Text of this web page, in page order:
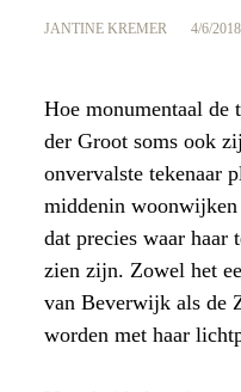
JANTINE KREMER 4/6/2018
Hoe monumentaal de
der Groot soms ook
onvervalste tekenaar
middenin
dat precies waar haar
zien zijn. Zowel het
van Beverwijk als de
worden met haar